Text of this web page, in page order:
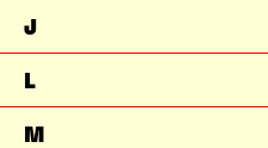
J
L
M